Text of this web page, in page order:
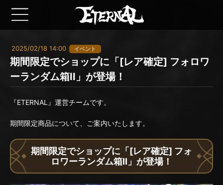
2025/02/18 14:00 イベント
期間限定でショップに「[レア確定] フォロワ
ーランダム箱II」が登場！
『ETERNAL』運営チームです。
期間限定商品について、ご案内いたします。
期間限定でショップに「[レア確定] フォ
ロワーランダム箱II」が登場！